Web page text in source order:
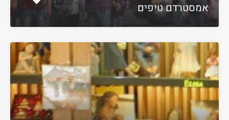
אמסטרדם טיפים